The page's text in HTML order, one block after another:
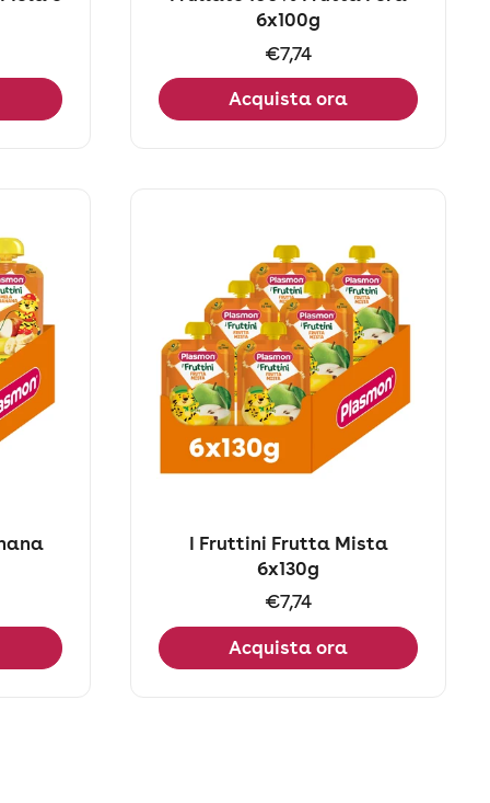
6x100g
Prezzo:
€7,74
Acquista ora
I Fruttini Frutta Mista
6x130g
Prezzo:
€7,74
Acquista ora